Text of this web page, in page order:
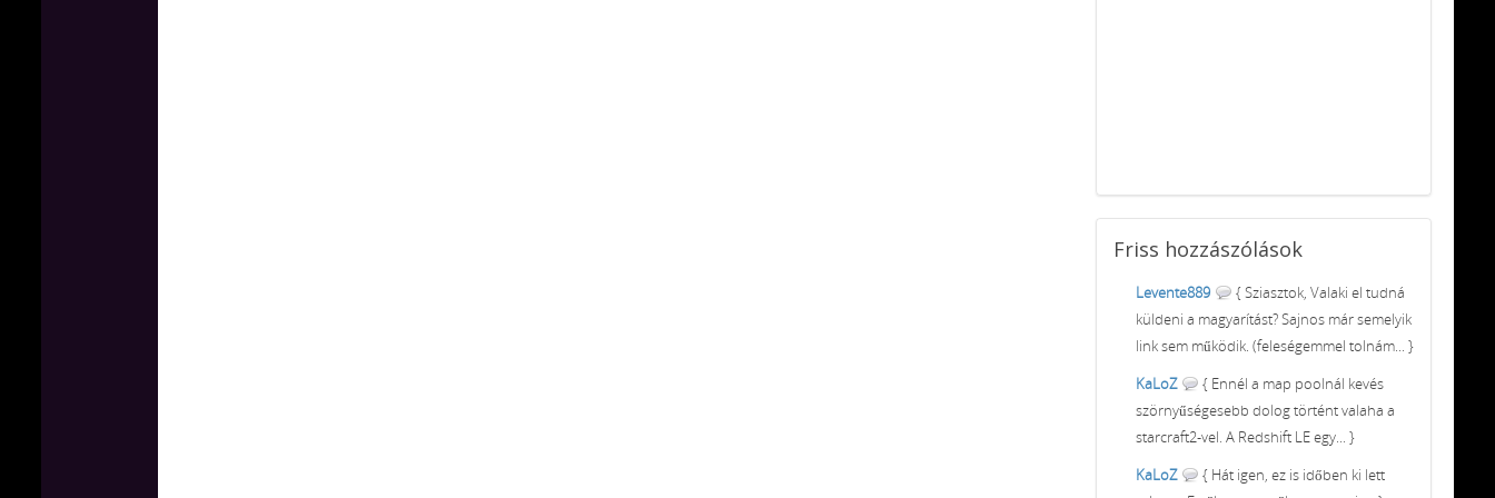
Friss hozzászólások
Levente889
{ Sziasztok, Valaki el tudná
küldeni a magyarítást? Sajnos már semelyik
link sem működik. (feleségemmel tolnám... }
KaLoZ
{ Ennél a map poolnál kevés
szörnyűségesebb dolog történt valaha a
starcraft2-vel. A Redshift LE egy... }
KaLoZ
{ Hát igen, ez is időben ki lett